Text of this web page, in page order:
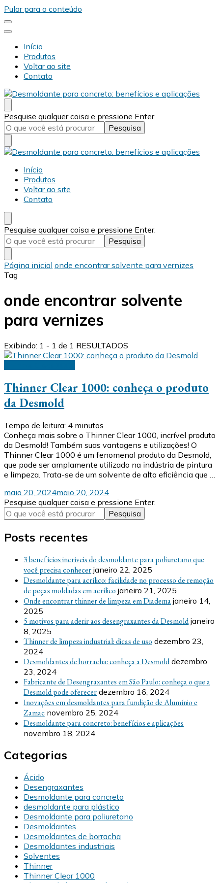
Pular para o conteúdo
Início
Produtos
Voltar ao site
Contato
Desmold
Blog Desmold
Procurando
algo?
Pesquise qualquer coisa e pressione Enter.
Desmold
Blog Desmold
Início
Produtos
Voltar ao site
Contato
Procurando
algo?
Pesquise qualquer coisa e pressione Enter.
Página inicial onde encontrar solvente para vernizes
Tag
onde encontrar solvente
para vernizes
Exibindo: 1 - 1 de 1 RESULTADOS
Thinner Clear 1000: conheça o produto
da Desmold
Tempo de leitura: 4 minutos
Conheça mais sobre o Thinner Clear 1000, incrível produto
da Desmold! Também suas vantagens e utilizações! O
Thinner Clear 1000 é um fenomenal produto da Desmold,
que pode ser amplamente utilizado na indústria de pintura
e limpeza. Trata-se de um solvente de alta eficiência que …
maio 20, 2024maio 20, 2024
Procurando
algo?
Pesquise qualquer coisa e pressione Enter.
Posts recentes
3 benefícios incríveis do desmoldante para poliuretano que
você precisa conhecer janeiro 22, 2025
Desmoldante para acrílico: facilidade no processo de remoção
de peças moldadas em acrílico janeiro 21, 2025
Onde encontrar thinner de limpeza em Diadema janeiro 14,
2025
5 motivos para aderir aos desengraxantes da Desmold janeiro
8, 2025
Thinner de limpeza industrial: dicas de uso dezembro 23,
2024
Desmoldantes de borracha: conheça a Desmold dezembro
23, 2024
Fabricante de Desengraxantes em São Paulo: conheça o que a
Desmold pode oferecer dezembro 16, 2024
Inovações em desmoldantes para fundição de Alumínio e
Zamac novembro 25, 2024
Desmoldante para concreto: benefícios e aplicações
novembro 18, 2024
Categorias
Ácido
Desengraxantes
Desmoldante para concreto
desmoldante para plástico
Desmoldante para poliuretano
Desmoldantes
Desmoldantes de borracha
Desmoldantes industriais
Solventes
Thinner
Thinner Clear 1000